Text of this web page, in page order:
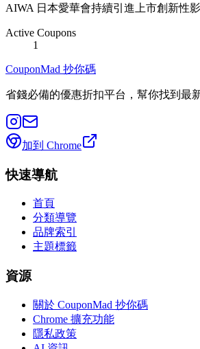
AIWA 日本愛華會持續引進上市創新性
Active Coupons
1
CouponMad 抄你碼
省錢必備的優惠折扣平台，幫你找到最
加到 Chrome
快速導航
首頁
分類導覽
品牌索引
主題標籤
資源
關於 CouponMad 抄你碼
Chrome 擴充功能
隱私政策